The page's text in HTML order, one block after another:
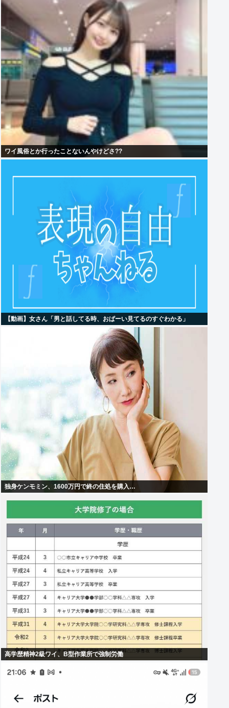
ワイ風俗とか行ったことないんやけどさ??
【動画】女さん「男と話してる時、おぱーい見てるのすぐわかる」
独身ケンモミン、1600万円で終の住処を購入…
高学歴精神2級ワイ、B型作業所で強制労働